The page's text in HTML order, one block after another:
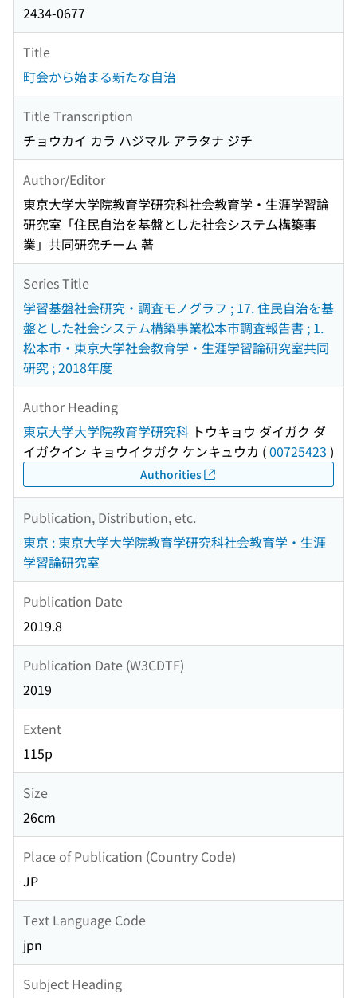
2434-0677
Title
町会から始まる新たな自治
Title Transcription
チョウカイ カラ ハジマル アラタナ ジチ
Author/Editor
東京大学大学院教育学研究科社会教育学・生涯学習論
研究室「住民自治を基盤とした社会システム構築事
業」共同研究チーム 著
Series Title
学習基盤社会研究・調査モノグラフ ; 17. 住民自治を基
盤とした社会システム構築事業松本市調査報告書 ; 1.
松本市・東京大学社会教育学・生涯学習論研究室共同
研究 ; 2018年度
Author Heading
東京大学大学院教育学研究科 トウキョウ ダイガク ダ
イガクイン キョウイクガク ケンキュウカ (00725423 )
Authorities
Publication, Distribution, etc.
東京 : 東京大学大学院教育学研究科社会教育学・生涯
学習論研究室
Publication Date
2019.8
Publication Date (W3CDTF)
2019
Extent
115p
Size
26cm
Place of Publication (Country Code)
JP
Text Language Code
jpn
Subject Heading